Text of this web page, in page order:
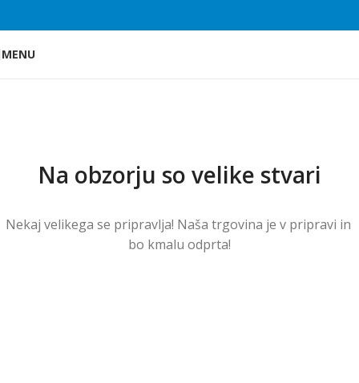
MENU
Na obzorju so velike stvari
Nekaj ​​velikega se pripravlja! Naša trgovina je v pripravi in ​​
bo kmalu odprta!